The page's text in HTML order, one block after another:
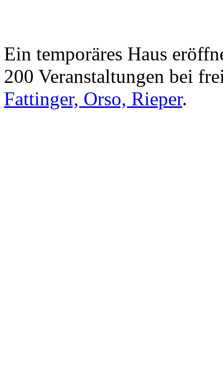
Ein temporäres Haus
200 Veranstaltungen bei
Fattinger, Orso, Rieper.